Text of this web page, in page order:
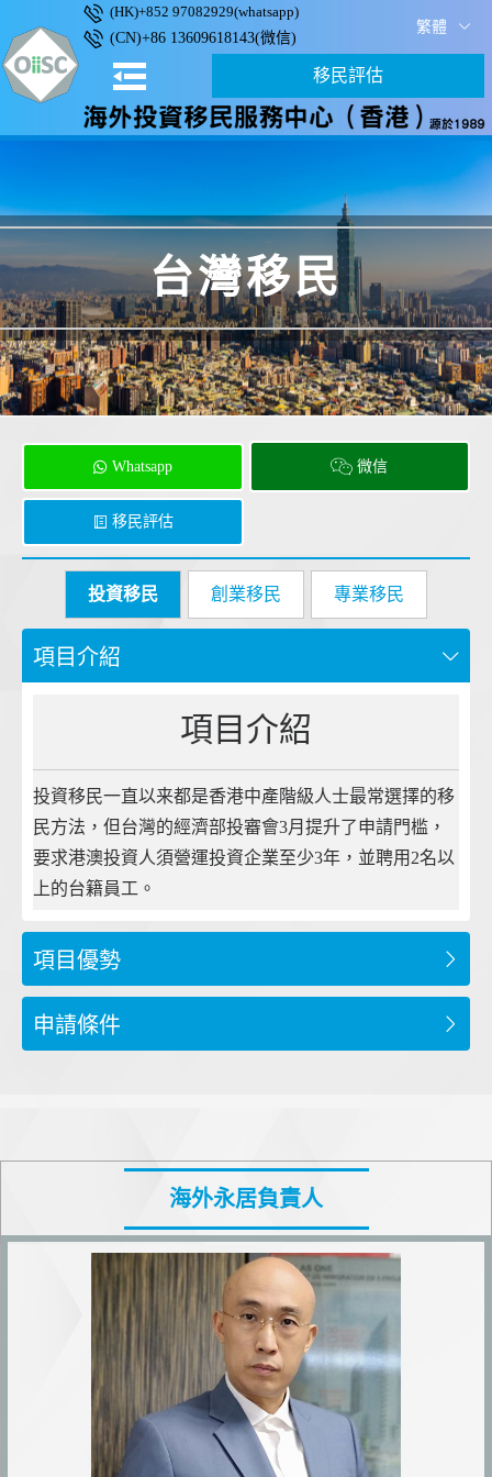
(HK)+852 97082929(whatsapp)
(CN)+86 13609618143(微信)
繁體
移民評估
台灣移民
Whatsapp 微信
移民評估
投資移民 創業移民 專業移民
項目介紹
項目介紹
投資移民一直以来都是香港中產階級人士最常選擇的移
民方法，但台灣的經濟部投審會3月提升了申請門槛，
要求港澳投資人須營運投資企業至少3年，並聘用2名以
上的台籍員工。
項目優勢
申請條件
海外永居負責人